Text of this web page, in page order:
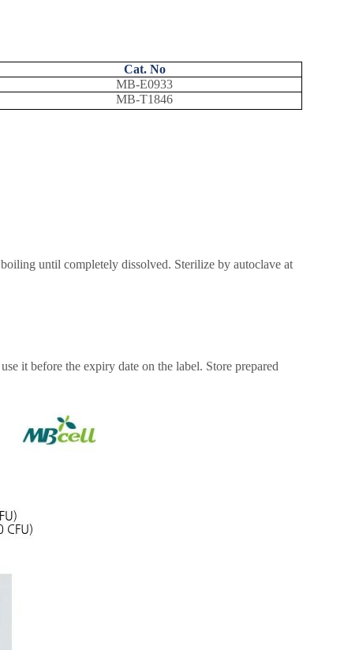
Cat. No
MB-E0933
MB-T1846
until completely dissolved. Sterilize by autoclave at
it before the expiry date on the label. Store prepared